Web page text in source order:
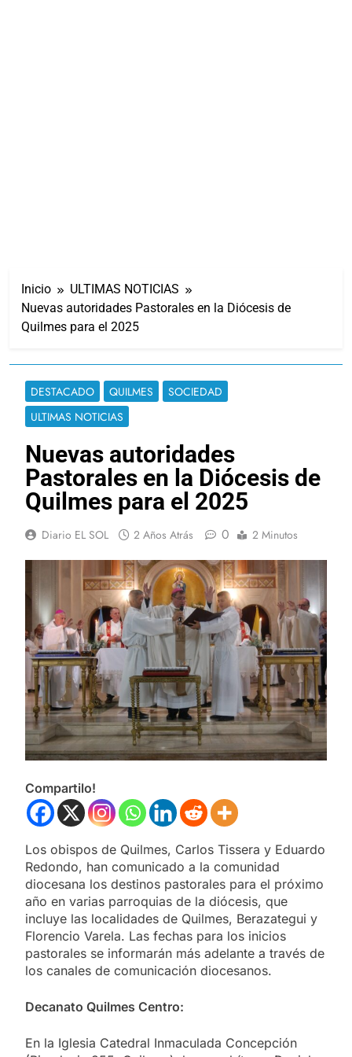
Inicio
ULTIMAS NOTICIAS
Nuevas autoridades Pastorales en la Diócesis de
Quilmes para el 2025
DESTACADO QUILMES
SOCIEDAD
ULTIMAS NOTICIAS
Nuevas autoridades
Pastorales en la Diócesis de
Quilmes para el 2025
Diario EL SOL 2 Años Atrás 0 2 Minutos
Compartilo!
Los obispos de Quilmes, Carlos Tissera y Eduardo
Redondo, han comunicado a la comunidad
diocesana los destinos pastorales para el próximo
año en varias parroquias de la diócesis, que
incluye las localidades de Quilmes, Berazategui y
Florencio Varela. Las fechas para los inicios
pastorales se informarán más adelante a través de
los canales de comunicación diocesanos.
Decanato Quilmes Centro:
En la Iglesia Catedral Inmaculada Concepción